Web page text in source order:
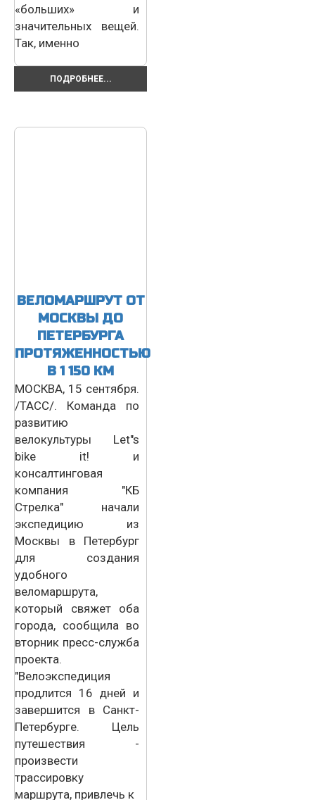
«больших» и
значительных вещей.
Так, именно
ПОДРОБНЕЕ...
ВЕЛОМАРШРУТ ОТ
МОСКВЫ ДО
ПЕТЕРБУРГА
ПРОТЯЖЕННОСТЬЮ
В 1 150 КМ
МОСКВА, 15 сентября.
/ТАСС/. Команда по
развитию
велокультуры Let"s
bike it! и
консалтинговая
компания "КБ
Стрелка" начали
экспедицию из
Москвы в Петербург
для создания
удобного
веломаршрута,
который свяжет оба
города, сообщила во
вторник пресс-служба
проекта.
"Велоэкспедиция
продлится 16 дней и
завершится в Санкт-
Петербурге. Цель
путешествия -
произвести
трассировку
маршрута, привлечь к